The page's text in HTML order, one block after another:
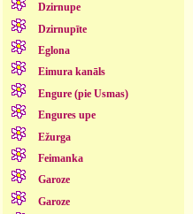
Dzirnupe
Dzirnupīte
Eglona
Eimura kanāls
Engure (pie Usmas)
Engures upe
Ežurga
Feimanka
Garoze
Garoze